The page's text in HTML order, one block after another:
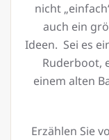
nicht
auch ein
Ideen. Sei es
Ruderboot,
einem alten
Erzählen Sie